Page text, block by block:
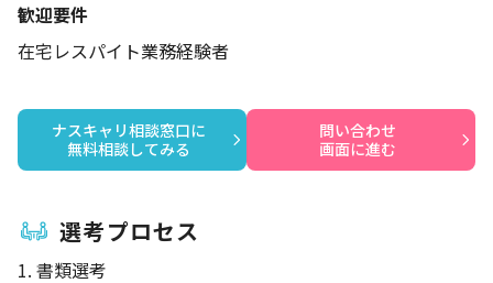
歓迎要件
在宅レスパイト業務経験者
ナスキャリ相談窓口に
無料相談してみる
問い合わせ
画面に進む
選考プロセス
1. 書類選考